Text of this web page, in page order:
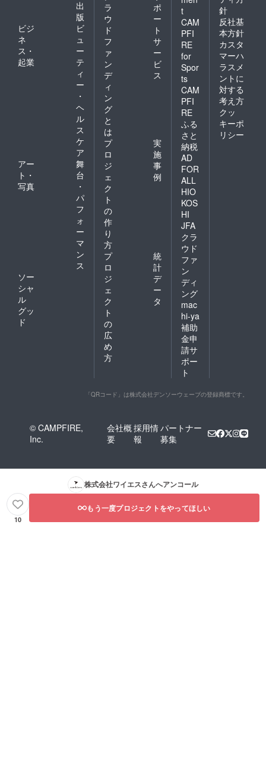
出
版
ビジ
ネ
ス・
起業
ビ
ュ
ー
テ
ィ
ー
・
ヘ
ル
ス
ケ
ア
アー
ト・
写真
舞
台
・
パ
フ
ォ
ー
マ
ン
ス
ソー
シャ
ル
グッ
ド
ラ
ウ
ド
フ
ァ
ン
デ
ィ
ン
グ
と
は
ポ
ー
ト
サ
ー
ビ
ス
プ
ロ
ジ
ェ
ク
ト
の
作
り
方
実
施
事
例
プ
ロ
ジ
ェ
ク
ト
の
広
め
方
統
計
デ
ー
タ
t
CAM
PFI
RE
for
Spor
ts
CAM
PFI
RE
ふる
さと
納税
AD
FOR
ALL
HIO
KOS
HI
JFA
クラ
ウド
ファ
ン
ディ
ング
mac
hi-ya
補助
金申
請サ
ポー
ト
針
反社基
本方針
カスタ
マーハ
ラスメ
ントに
対する
考え方
クッ
キーポ
リシー
「QRコード」は株式会社デンソーウェーブの登録商標です。
© CAMPFIRE,
Inc.
会社概
要
採用情
報
パートナー
募集
株式会社ワイエスさんへアンコール
10
もう一度プロジェクトをやってほしい